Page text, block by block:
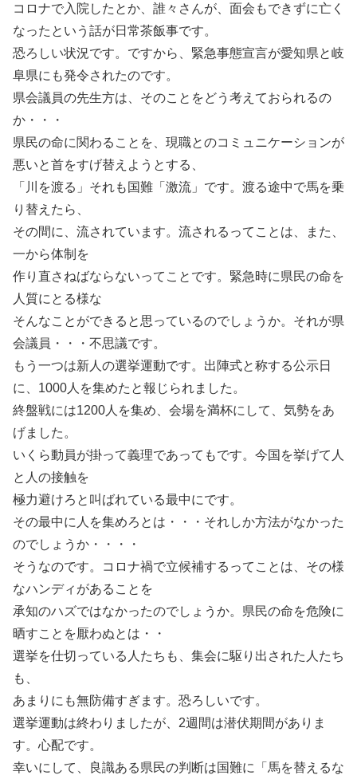
コロナで入院したとか、誰々さんが、面会もできずに亡く
なったという話が日常茶飯事です。
恐ろしい状況です。ですから、緊急事態宣言が愛知県と岐
阜県にも発令されたのです。
県会議員の先生方は、そのことをどう考えておられるの
か・・・
県民の命に関わることを、現職とのコミュニケーションが
悪いと首をすげ替えようとする、
「川を渡る」それも国難「激流」です。渡る途中で馬を乗
り替えたら、
その間に、流されています。流されるってことは、また、
一から体制を
作り直さねばならないってことです。緊急時に県民の命を
人質にとる様な
そんなことができると思っているのでしょうか。それが県
会議員・・・不思議です。
もう一つは新人の選挙運動です。出陣式と称する公示日
に、1000人を集めたと報じられました。
終盤戦には1200人を集め、会場を満杯にして、気勢をあ
げました。
いくら動員が掛って義理であってもです。今国を挙げて人
と人の接触を
極力避けろと叫ばれている最中にです。
その最中に人を集めろとは・・・それしか方法がなかった
のでしょうか・・・・
そうなのです。コロナ禍で立候補するってことは、その様
なハンディがあることを
承知のハズではなかったのでしょうか。県民の命を危険に
晒すことを厭わぬとは・・
選挙を仕切っている人たちも、集会に駆り出された人たち
も、
あまりにも無防備すぎます。恐ろしいです。
選挙運動は終わりましたが、2週間は潜伏期間がありま
す。心配です。
幸いにして、良識ある県民の判断は国難に「馬を替えるな